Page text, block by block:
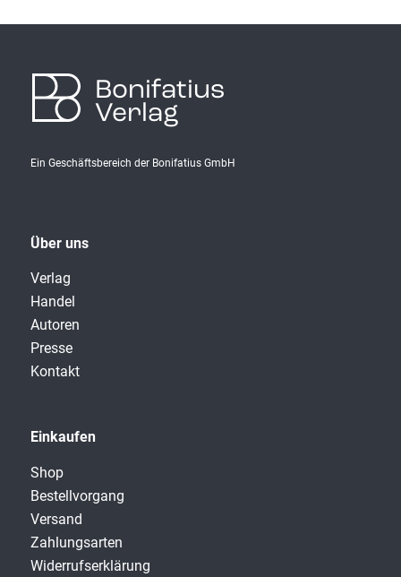
Bonifatius
Verlag
Ein Geschäftsbereich der Bonifatius GmbH
Über uns
Verlag
Handel
Autoren
Presse
Kontakt
Einkaufen
Shop
Bestellvorgang
Versand
Zahlungsarten
Widerrufserklärung